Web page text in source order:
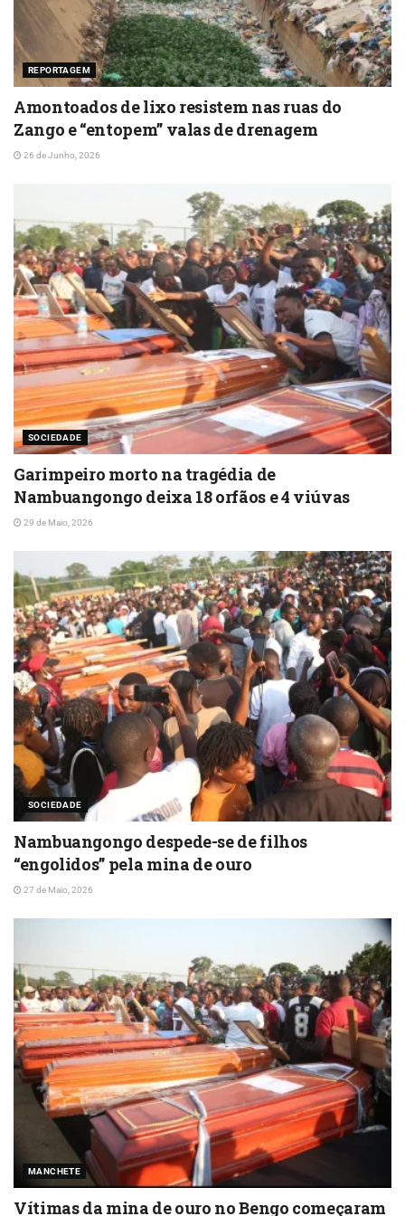
REPORTAGEM
Amontoados de lixo resistem nas ruas do
Zango e “entopem” valas de drenagem
26 de Junho, 2026
SOCIEDADE
Garimpeiro morto na tragédia de
Nambuangongo deixa 18 orfãos e 4 viúvas
29 de Maio, 2026
SOCIEDADE
Nambuangongo despede-se de filhos
“engolidos” pela mina de ouro
27 de Maio, 2026
MANCHETE
Vítimas da mina de ouro no Bengo começaram